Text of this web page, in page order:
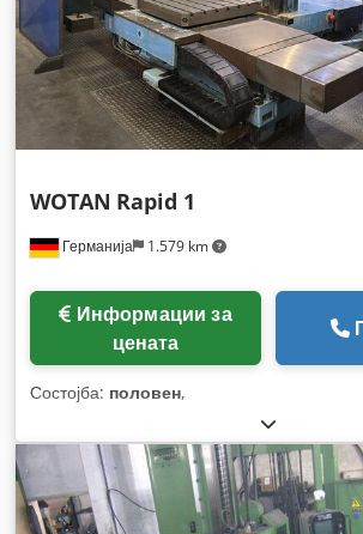
Германија 1.579 km
WOTAN Rapid 1
цената
Состојба: половен,